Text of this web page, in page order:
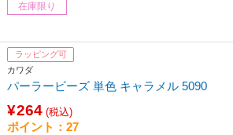
在庫限り
ラッピング可
カワダ
パーラービーズ 単色 キャラメル 5090
¥264 (税込)
ポイント：27